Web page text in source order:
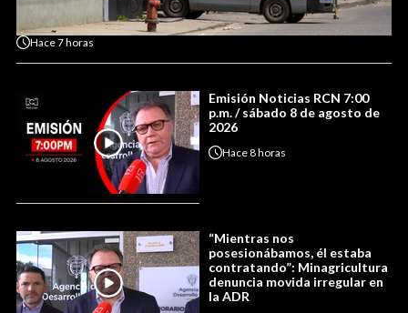
Hace7 horas
Emisión Noticias RCN 7:00
p.m. / sábado 8 de agosto de
2026
Hace8 horas
“Mientras nos
posesionábamos, él estaba
contratando”: Minagricultura
denuncia movida irregular en
la ADR